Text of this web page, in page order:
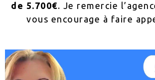
de 5.700€. Je remercie
vous encourage à faire